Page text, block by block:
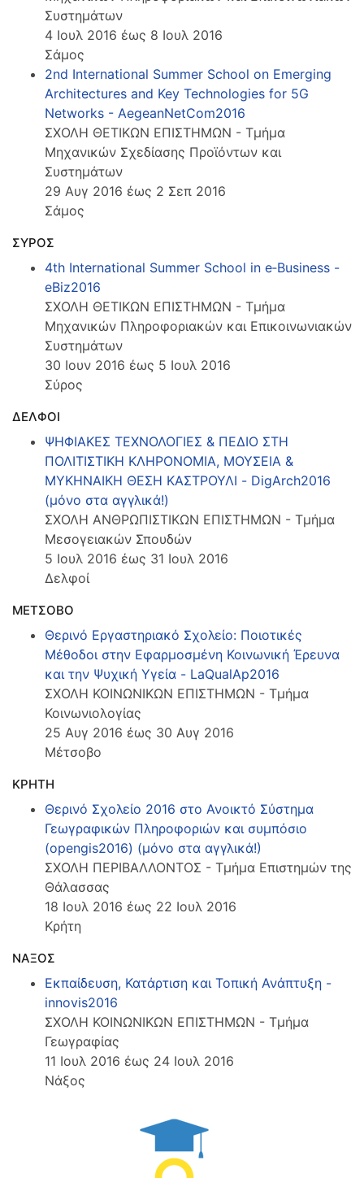
Συστημάτων
4 Ιουλ 2016 έως 8 Ιουλ 2016
Σάμος
2nd International Summer School on Emerging
Architectures and Key Technologies for 5G
Networks - AegeanNetCom2016
ΣΧΟΛΗ ΘΕΤΙΚΩΝ ΕΠΙΣΤΗΜΩΝ - Τμήμα
Μηχανικών Σχεδίασης Προϊόντων και
Συστημάτων
29 Αυγ 2016 έως 2 Σεπ 2016
Σάμος
ΣΥΡΟΣ
4th International Summer School in e‑Business -
eBiz2016
ΣΧΟΛΗ ΘΕΤΙΚΩΝ ΕΠΙΣΤΗΜΩΝ - Τμήμα
Μηχανικών Πληροφοριακών και Επικοινωνιακών
Συστημάτων
30 Ιουν 2016 έως 5 Ιουλ 2016
Σύρος
ΔΕΛΦΟΙ
ΨΗΦΙΑΚΕΣ ΤΕΧΝΟΛΟΓΙΕΣ & ΠΕΔΙΟ ΣΤΗ
ΠΟΛΙΤΙΣΤΙΚΗ ΚΛΗΡΟΝΟΜΙΑ, ΜΟΥΣΕΙΑ &
ΜΥΚΗΝΑΙΚΗ ΘΕΣΗ ΚΑΣΤΡΟΥΛΙ - DigArch2016
(μόνο στα αγγλικά!)
ΣΧΟΛΗ ΑΝΘΡΩΠΙΣΤΙΚΩΝ ΕΠΙΣΤΗΜΩΝ - Τμήμα
Μεσογειακών Σπουδών
5 Ιουλ 2016 έως 31 Ιουλ 2016
Δελφοί
ΜΕΤΣΟΒΟ
Θερινό Εργαστηριακό Σχολείο: Ποιοτικές
Μέθοδοι στην Εφαρμοσμένη Κοινωνική Έρευνα
και την Ψυχική Υγεία - LaQualAp2016
ΣΧΟΛΗ ΚΟΙΝΩΝΙΚΩΝ ΕΠΙΣΤΗΜΩΝ - Τμήμα
Κοινωνιολογίας
25 Αυγ 2016 έως 30 Αυγ 2016
Μέτσοβο
ΚΡΗΤΗ
Θερινό Σχολείο 2016 στο Ανοικτό Σύστημα
Γεωγραφικών Πληροφοριών και συμπόσιο
(opengis2016) (μόνο στα αγγλικά!)
ΣΧΟΛΗ ΠΕΡΙΒΑΛΛΟΝΤΟΣ - Τμήμα Επιστημών της
Θάλασσας
18 Ιουλ 2016 έως 22 Ιουλ 2016
Κρήτη
ΝΑΞΟΣ
Εκπαίδευση, Κατάρτιση και Τοπική Ανάπτυξη -
innovis2016
ΣΧΟΛΗ ΚΟΙΝΩΝΙΚΩΝ ΕΠΙΣΤΗΜΩΝ - Τμήμα
Γεωγραφίας
11 Ιουλ 2016 έως 24 Ιουλ 2016
Νάξος